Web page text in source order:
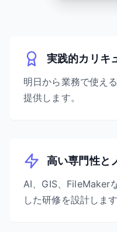
実践的カリキ
明日から業務で使え
提供します。
高い専門性と
AI、GIS、FileMaker
した研修を設計します